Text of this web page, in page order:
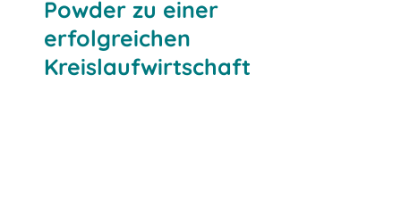
Powder zu einer
erfolgreichen
Kreislaufwirtschaft